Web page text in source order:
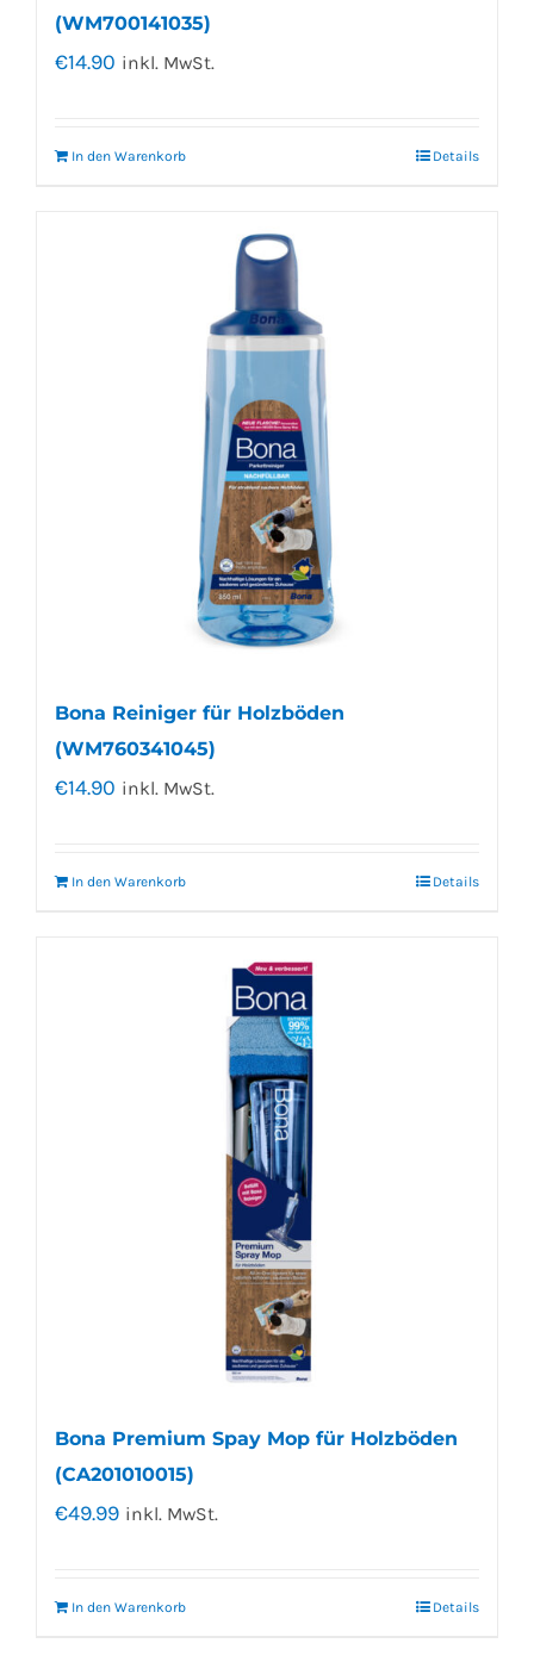
(WM700141035)
€14.90 inkl. MwSt.
In den Warenkorb Details
Bona Reiniger für Holzböden
(WM760341045)
€14.90 inkl. MwSt.
In den Warenkorb Details
Bona Premium Spay Mop für Holzböden
(CA201010015)
€49.99 inkl. MwSt.
In den Warenkorb Details